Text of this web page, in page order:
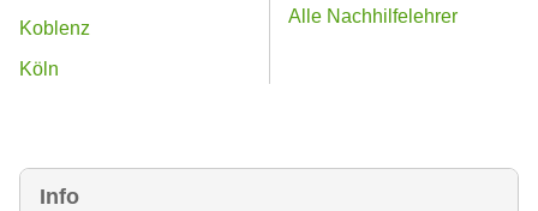
Info
Koblenz
Köln
Alle Nachhilfelehrer